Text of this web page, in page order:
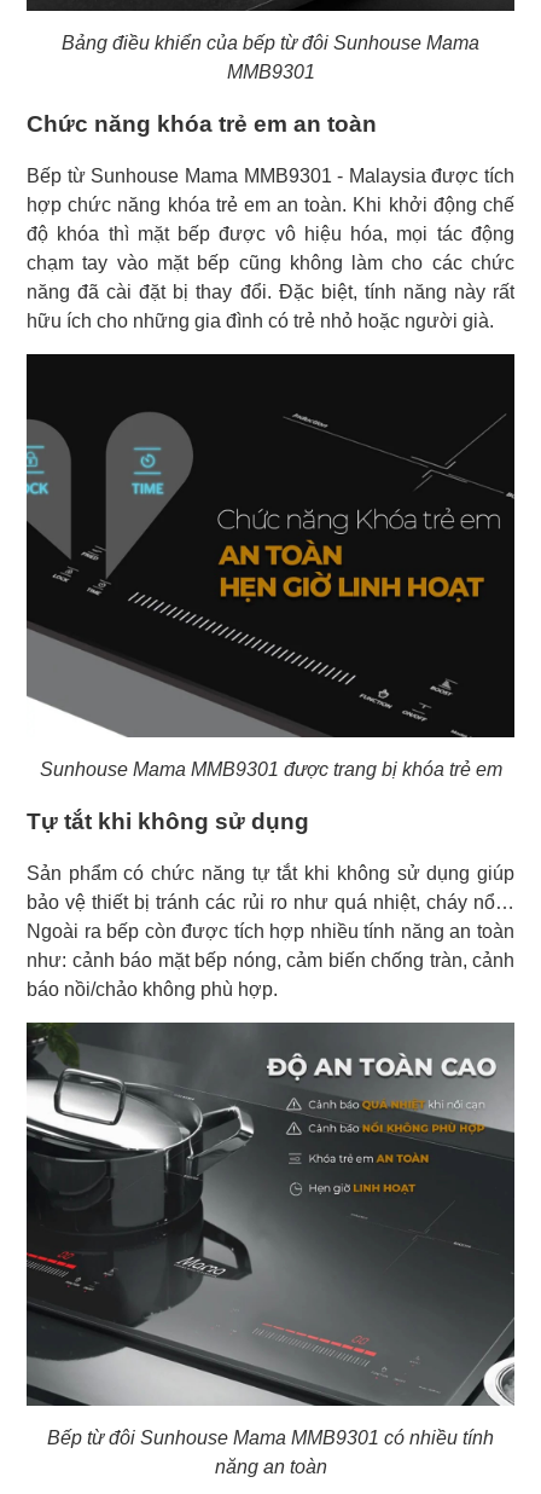
Bảng điều khiển của bếp từ đôi Sunhouse Mama
MMB9301
Chức năng khóa trẻ em an toàn
Bếp từ Sunhouse Mama MMB9301 - Malaysia được tích
hợp chức năng khóa trẻ em an toàn. Khi khởi động chế
độ khóa thì mặt bếp được vô hiệu hóa, mọi tác động
chạm tay vào mặt bếp cũng không làm cho các chức
năng đã cài đặt bị thay đổi. Đặc biệt, tính năng này rất
hữu ích cho những gia đình có trẻ nhỏ hoặc người già.
Sunhouse Mama MMB9301 được trang bị khóa trẻ em
Tự tắt khi không sử dụng
Sản phẩm có chức năng tự tắt khi không sử dụng giúp
bảo vệ thiết bị tránh các rủi ro như quá nhiệt, cháy nổ…
Ngoài ra bếp còn được tích hợp nhiều tính năng an toàn
như: cảnh báo mặt bếp nóng, cảm biến chống tràn, cảnh
báo nồi/chảo không phù hợp.
Bếp từ đôi Sunhouse Mama MMB9301 có nhiều tính
năng an toàn